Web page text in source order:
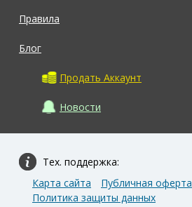
Правила
Блог
Продать Аккаунт
Новости
Тех. поддержка:
Карта сайта
Публичная оферта
Политика защиты данных